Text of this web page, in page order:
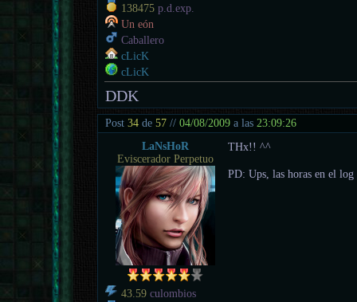
138475 p.d.exp.
Un eón
Caballero
cLicK
cLicK
DDK
Post34 de57 //04/08/2009 a las23:09:26
LaNsHoR
Eviscerador Perpetuo
43.59 culombios
THx!! ^^
PD: Ups, las horas en el